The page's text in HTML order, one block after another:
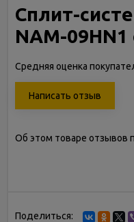
Сплит-
NAM-
Средняя оценка
Написать отзыв
Об этом товаре отзывов
Поделиться: